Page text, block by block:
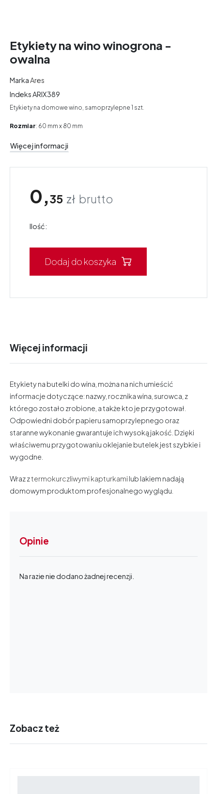
Etykiety na wino winogrona -
owalna
MarkaAres
IndeksARIX389
Etykiety na domowe wino, samoprzylepne 1 szt.
Rozmiar: 60 mm x 80 mm
Więcej informacji
0,35 zł brutto
Ilość:
Dodaj do koszyka
Więcej informacji
Etykiety na butelki do wina, można na nich umieścić
informacje dotyczące: nazwy, rocznika wina, surowca, z
którego zostało zrobione, a także kto je przygotował.
Odpowiedni dobór papieru samoprzylepnego oraz
staranne wykonanie gwarantuje ich wysoką jakość. Dzięki
właściwemu przygotowaniu oklejanie butelek jest szybkie i
wygodne.
Wraz ztermokurczliwymi kapturkami lub lakiem nadają
domowym produktom profesjonalnego wyglądu.
Opinie
Na razie nie dodano żadnej recenzji.
Zobacz też